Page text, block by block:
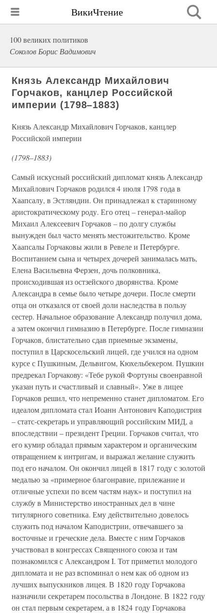
ВикиЧтение
100 великих политиков
Соколов Борис Вадимович
Князь Александр Михайлович
Горчаков, канцлер Российской
империи (1798–1883)
Князь Александр Михайлович Горчаков, канцлер
Российской империи
(1798–1883)
Самый искусный российский дипломат князь Александр
Михайлович Горчаков родился 4 июля 1798 года в
Хаапсалу, в Эстляндии. Он принадлежал к старинному
аристократическому роду. Его отец – генерал-майор
Михаил Алексеевич Горчаков – по долгу службы
вынужден был часто менять местожительство. Кроме
Хаапсалы Горчаковы жили в Ревеле и Петербурге.
Воспитанием сына и четырех дочерей занималась мать,
Елена Васильевна Ферзен, дочь полковника,
происходившая из остзейского дворянства. Кроме
Александра в семье было четыре дочери. После смерти
отца он отказался от своей доли наследства в пользу
сестер. Начальное образование Александр получил дома,
а затем окончил гимназию в Петербурге. После гимназии
Горчаков, блистательно сдав приемные экзамены,
поступил в Царскосельский лицей, где учился на одном
курсе с Пушкиным, Дельвигом, Кюхельбекером. Пушкин
предрекал Горчакову: «Тебе рукой Фортуны своенравной
указан путь и счастливый и славный». Уже в лицее
Горчаков решил, что непременно станет дипломатом. Его
идеалом дипломата стал Иоанн Антонович Каподистрия
– статс-секретарь и управляющий российским МИД, а
впоследствии – президент Греции. Горчаков считал, что
его кумир обладал прямым характером и органическим
отвращением к интригам, и выражал желание служить
под его началом. Он окончил лицей в 1817 году с золотой
медалью за «примерное благонравие, прилежание и
отличные успехи по всем частям наук» и поступил на
службу в Министерство иностранных дел в чине
титулярного советника. Ему действительно довелось
служить под началом Каподистрии, отвечавшего за
восточные и греческие дела. Вместе с ним Горчаков
участвовал в конгрессах Священного союза и там
познакомился с Александром I. Тот приметил молодого
дипломата и не раз вспоминал о нем как об одном из
лучших выпускников лицея. В 1820 году Горчакова
назначили секретарем посольства в Лондоне. В 1822 году
он стал первым секретарем, а в 1824 году Горчакова